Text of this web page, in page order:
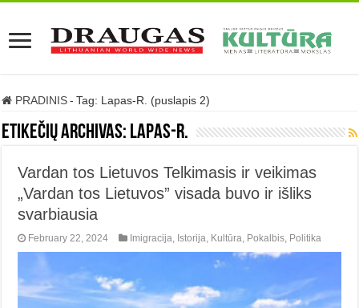
PRADINIS - Tag: Lapas-R. (puslapis 2)
Etikečių archivas: Lapas-R.
Vardan tos Lietuvos Telkimasis ir veikimas
„Vardan tos Lietuvos” visada buvo ir išliks
svarbiausia
February 22, 2024 Imigracija, Istorija, Kultūra, Pokalbis, Politika